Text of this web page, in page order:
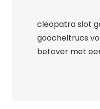
cleopatra slot
goocheltrucs
betover met